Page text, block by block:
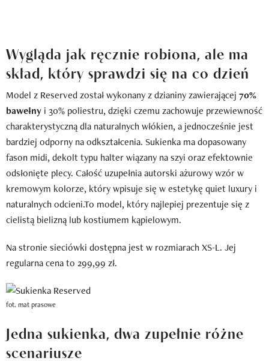
Wygląda jak ręcznie robiona, ale ma
skład, który sprawdzi się na co dzień
Model z Reserved został wykonany z dzianiny zawierającej 70%
bawełny i 30% poliestru, dzięki czemu zachowuje przewiewność
charakterystyczną dla naturalnych włókien, a jednocześnie jest
bardziej odporny na odkształcenia. Sukienka ma dopasowany
fason midi, dekolt typu halter wiązany na szyi oraz efektownie
odsłonięte plecy. Całość uzupełnia autorski ażurowy wzór w
kremowym kolorze, który wpisuje się w estetykę quiet luxury i
naturalnych odcieni.To model, który najlepiej prezentuje się z
cielistą bielizną lub kostiumem kąpielowym.
Na stronie sieciówki dostępna jest w rozmiarach XS-L. Jej
regularna cena to 299,99 zł.
fot. mat prasowe
Jedna sukienka, dwa zupełnie różne
scenariusze